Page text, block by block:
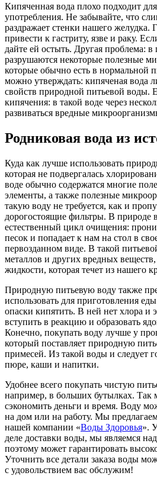
Кипяченная вода плохо подходит
употребления. Не забывайте, что
раздражает стенки нашего желудка.
привести к гастриту, язве и раку.
дайте ей остыть. Другая проблема: в
разрушаются некоторые полезные
которые обычно есть в нормальной
можно утверждать: кипяченая вода
свойств природной питьевой воды.
кипячения: в такой воде через
развиваться вредные
Родниковая вода из
Куда как лучше использовать
которая не подвергалась
воде обычно содержатся многие
элементы, а также полезные
такую воду не требуется, как и
дорогостоящие фильтры. В природе
естественный цикл очищения:
песок и попадает к нам на стол в
первозданном виде. В такой
металлов и других вредных
жидкости, которая течет из нашего
Природную питьевую воду также
использовать для приготовления
опаски кипятить. В ней нет хлора и
вступить в реакцию и образовать
Конечно, покупать воду лучше у
который поставляет природную
примесей. Из такой воды и следует
пюре, каши и напитки.
Удобнее всего покупать чистую
например, в больших бутылках. Так
сэкономить деньги и время. Воду
на дом или на работу. Мы
нашей компании «Воды Здоровья».
деле доставки воды, мы являемся
поэтому может гарантировать
Уточнить все детали заказа воды
с удовольствием вас обслужим!